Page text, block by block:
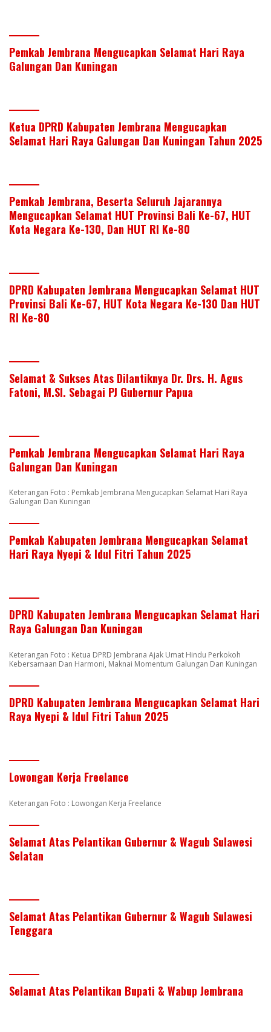
Pemkab Jembrana Mengucapkan Selamat Hari Raya
Galungan Dan Kuningan
Ketua DPRD Kabupaten Jembrana Mengucapkan
Selamat Hari Raya Galungan Dan Kuningan Tahun 2025
Pemkab Jembrana, Beserta Seluruh Jajarannya
Mengucapkan Selamat HUT Provinsi Bali Ke-67, HUT
Kota Negara Ke-130, Dan HUT RI Ke-80
DPRD Kabupaten Jembrana Mengucapkan Selamat HUT
Provinsi Bali Ke-67, HUT Kota Negara Ke-130 Dan HUT
RI Ke-80
Selamat & Sukses Atas Dilantiknya Dr. Drs. H. Agus
Fatoni, M.SI. Sebagai PJ Gubernur Papua
Pemkab Jembrana Mengucapkan Selamat Hari Raya
Galungan Dan Kuningan
Keterangan Foto : Pemkab Jembrana Mengucapkan Selamat Hari Raya
Galungan Dan Kuningan
Pemkab Kabupaten Jembrana Mengucapkan Selamat
Hari Raya Nyepi & Idul Fitri Tahun 2025
DPRD Kabupaten Jembrana Mengucapkan Selamat Hari
Raya Galungan Dan Kuningan
Keterangan Foto : Ketua DPRD Jembrana Ajak Umat Hindu Perkokoh
Kebersamaan Dan Harmoni, Maknai Momentum Galungan Dan Kuningan
DPRD Kabupaten Jembrana Mengucapkan Selamat Hari
Raya Nyepi & Idul Fitri Tahun 2025
Lowongan Kerja Freelance
Keterangan Foto : Lowongan Kerja Freelance
Selamat Atas Pelantikan Gubernur & Wagub Sulawesi
Selatan
Selamat Atas Pelantikan Gubernur & Wagub Sulawesi
Tenggara
Selamat Atas Pelantikan Bupati & Wabup Jembrana